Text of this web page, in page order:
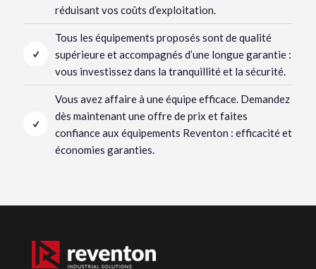
réduisant vos coûts d’exploitation.
Tous les équipements proposés sont de qualité
supérieure et accompagnés d’une longue garantie :
vous investissez dans la tranquillité et la sécurité.
Vous avez affaire à une équipe efficace. Demandez
dès maintenant une offre de prix et faites
confiance aux équipements Reventon : efficacité et
économies garanties.